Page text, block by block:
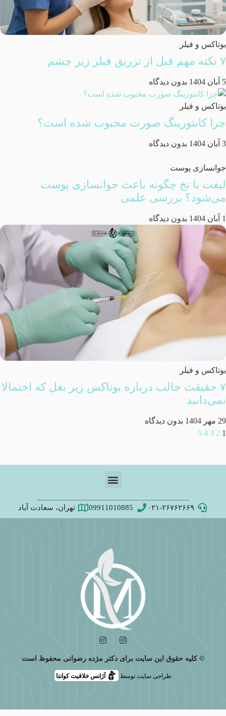
بوتاکس و فیلر
۷ نکته مهم قبل از تزریق فیلر زیر چشم
5 آبان 1404 بدون دیدگاه
بوتاکس و فیلر
چرا کانتورینگ صورت محبوب شده است؟
3 آبان 1404 بدون دیدگاه
جوانسازی پوست
لیفت با نخ چگونه باعث جوانسازی پوست
می‌شود؟ بررسی علمی
1 آبان 1404 بدون دیدگاه
بوتاکس و فیلر
۷ حقیقت جالب درباره بوتاکس زیر بغل که احتمالا
نمی‌دانید
29 مهر 1404
بدون دیدگاه
1
2
3
4
5
۰۲۱-۲۶۷۶۲۶۶۹ 09911010885 تهران، سعادت آباد
© کلیه حقوق این سایت برای دکتر مژده رضوانی محفوظ است
طراحی سایت توسط آژانس خلاقیت کوانتا